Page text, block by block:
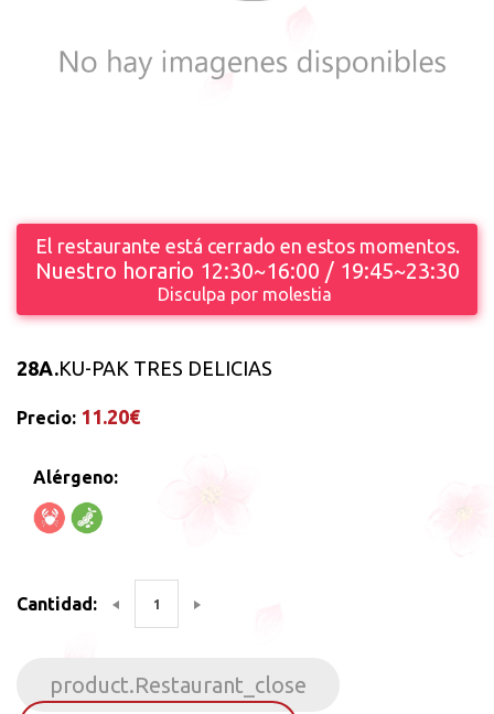
El restaurante está cerrado en estos momentos.
Nuestro horario 12:30~16:00 / 19:45~23:30
Disculpa por molestia
28A.KU-PAK TRES DELICIAS
Precio: 11.20€
Alérgeno:
Cantidad:
product.Restaurant_close